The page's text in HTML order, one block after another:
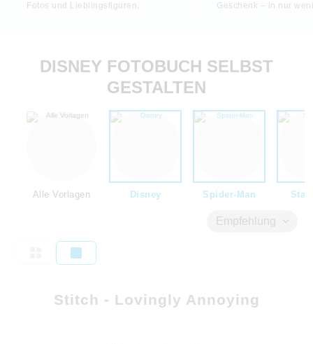
Fotos und Lieblingsfiguren.
Geschenk – in nur
DISNEY FOTOBUCH SELBST
GESTALTEN
Alle Vorlagen Disney Spider-Man Star
Empfehlung
Stitch - Lovingly Annoying